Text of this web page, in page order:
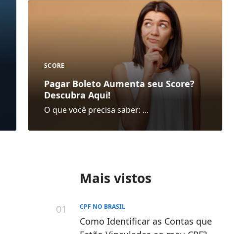
SCORE
Pagar Boleto Aumenta seu Score?
Descubra Aqui!
O que você precisa saber: ...
Mais vistos
CPF NO BRASIL
Como Identificar as Contas que